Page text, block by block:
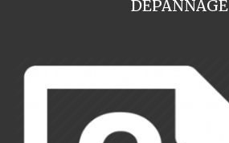
DEPANNAGE